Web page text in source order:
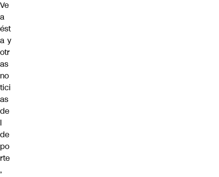
Ve
a
ést
a y
otr
as
no
tici
as
de
l
de
po
rte
,